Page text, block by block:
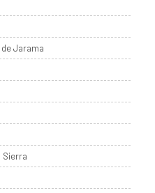
Jarama
Sierra